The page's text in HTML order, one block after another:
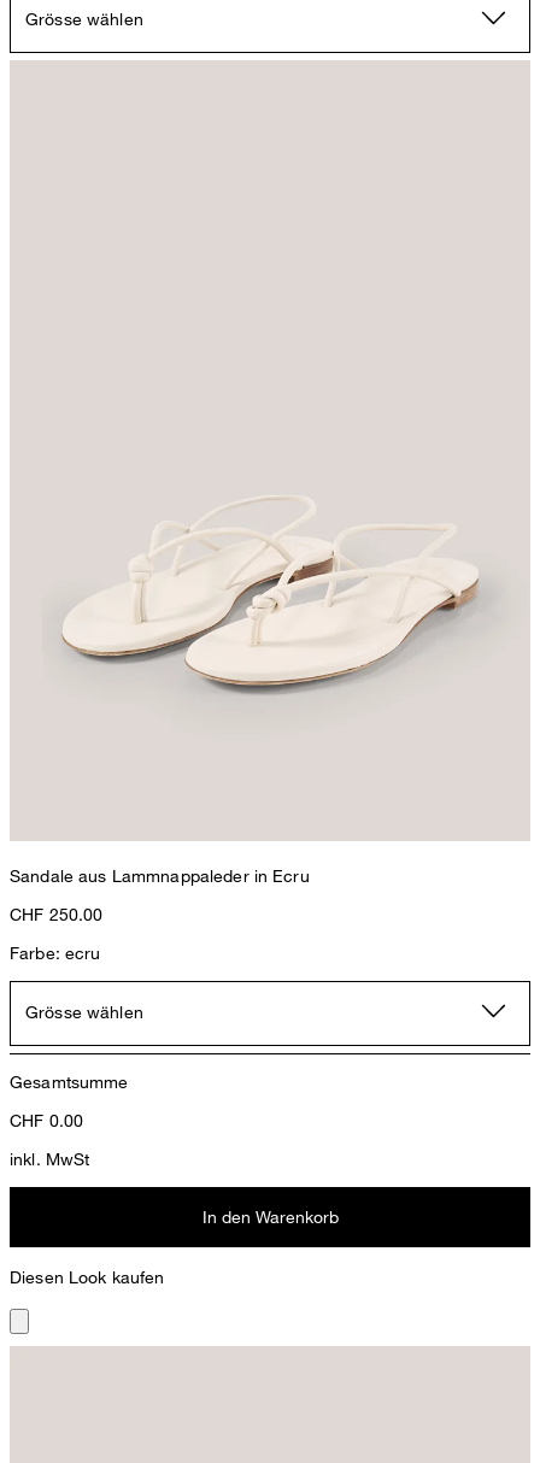
Grösse wählen
Sandale aus Lammnappaleder in Ecru
CHF 250.00
Farbe: ecru
Grösse wählen
Gesamtsumme
CHF 0.00
inkl. MwSt
In den Warenkorb
Diesen Look kaufen